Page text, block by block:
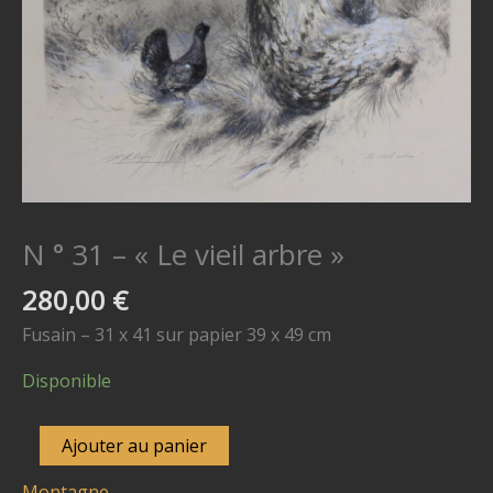
N ° 31 – « Le vieil arbre »
280,00 €
Fusain – 31 x 41 sur papier 39 x 49 cm
Disponible
quantité
de
Ajouter au panier